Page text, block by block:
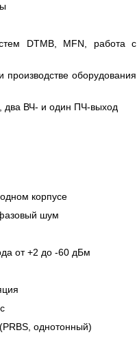
DTMB, MFN, работа с
производстве оборудования
два ВЧ- и один ПЧ-выход
корпусе
шум
от +2 до -60 дБм
однотонный)